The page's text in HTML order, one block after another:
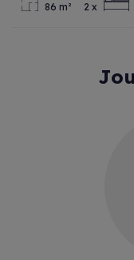
86 m² 2 x